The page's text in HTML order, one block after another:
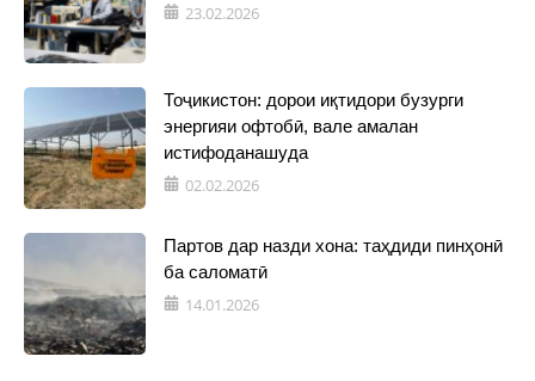
23.02.2026
Тоҷикистон: дорои иқтидори бузурги
энергияи офтобӣ, вале амалан
истифоданашуда
02.02.2026
Партов дар назди хона: таҳдиди пинҳонӣ
ба саломатӣ
14.01.2026